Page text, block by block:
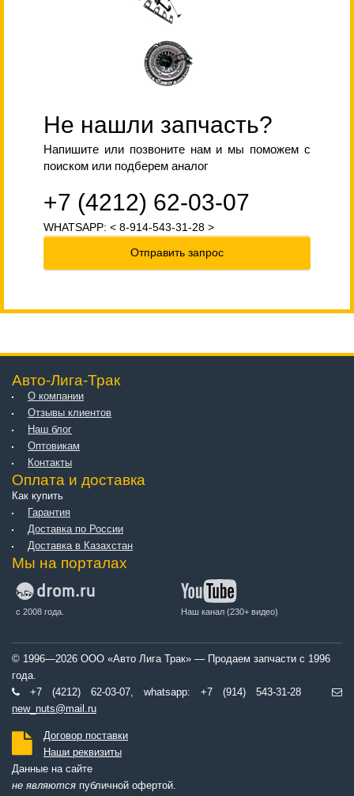
Не нашли запчасть?
Напишите или позвоните нам и мы поможем с
поиском или подберем аналог
+7 (4212) 62-03-07
WHATSAPP: < 8-914-543-31-28 >
Отправить запрос
Авто-Лига-Трак
О компании
Отзывы клиентов
Наш блог
Оптовикам
Контакты
Оплата и доставка
Как купить
Гарантия
Доставка по России
Доставка в Казахстан
Мы на порталах
с 2008 года. Наш канал (230+ видео)
© 1996—2026 ООО «Авто Лига Трак» — Продаем запчасти с 1996
года.
+7 (4212) 62-03-07, whatsapp: +7 (914) 543-31-28
new_nuts@mail.ru
Договор поставки
Наши реквизиты
Данные на сайте
не являются публичной офертой.